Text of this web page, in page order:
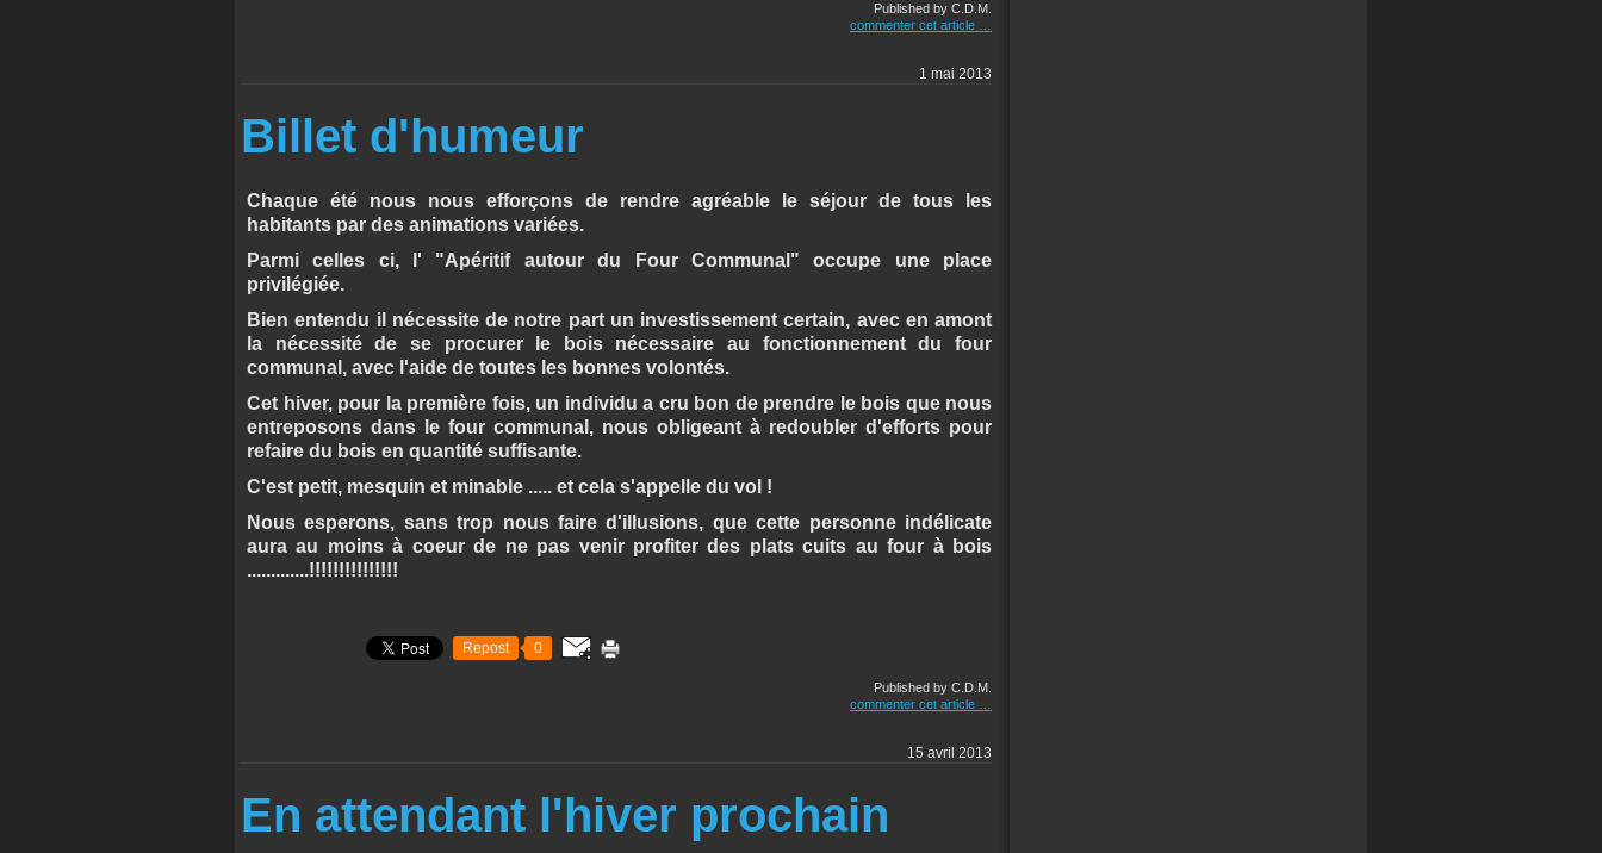
Published by C.D.M.
commenter cet article
1 mai 2013
Billet d'humeur
Chaque été nous nous efforçons de rendre agréable le séjour de tous les
habitants par des animations variées.
Parmi celles ci, l' "Apéritif autour du Four Communal" occupe une place
privilégiée.
Bien entendu il nécessite de notre part un investissement certain, avec en amont
la nécessité de se procurer le bois nécessaire au fonctionnement du four
communal, avec l'aide de toutes les bonnes volontés.
Cet hiver, pour la première fois, un individu a cru bon de prendre le bois que nous
entreposons dans le four communal, nous obligeant à redoubler d'efforts pour
refaire du bois en quantité suffisante.
C'est petit, mesquin et minable ..... et cela s'appelle du vol !
Nous esperons, sans trop nous faire d'illusions, que cette personne indélicate
aura au moins à coeur de ne pas venir profiter des plats cuits au four à bois
.............!!!!!!!!!!!!!!!
Repost 0
Published by C.D.M.
commenter cet article
15 avril 2013
En attendant l'hiver prochain